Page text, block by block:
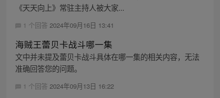
《天天向上》常驻主持人被大家...
1 个回答 2024年09月16日 13:41
海贼王蕾贝卡战斗哪一集
文中并未提及蕾贝卡战斗具体在哪一集的相关内容，无法
准确回答您的问题。
1 个回答 2024年09月13日 16:22